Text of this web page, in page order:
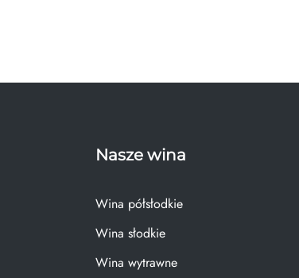
Nasze wina
Wina półsłodkie
Wina słodkie
Wina wytrawne